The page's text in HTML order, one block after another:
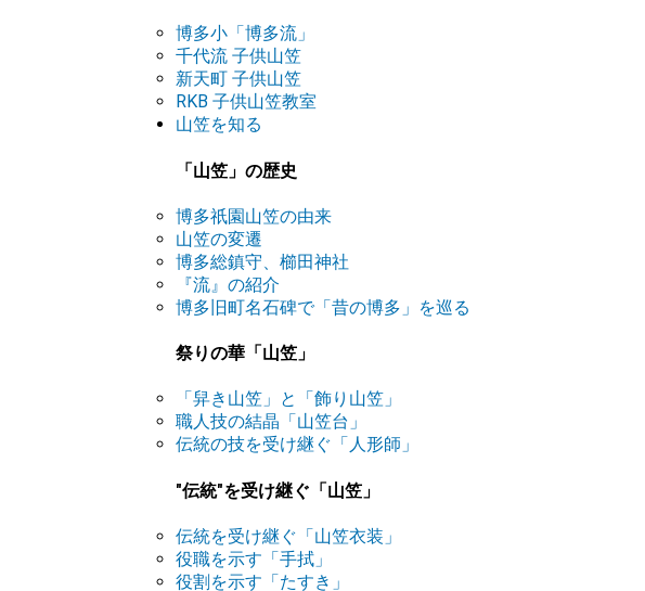
博多小「博多流」
千代流 子供山笠
新天町 子供山笠
RKB 子供山笠教室
山笠を知る
「山笠」の歴史
博多祇園山笠の由来
山笠の変遷
博多総鎮守、櫛田神社
『流』の紹介
博多旧町名石碑で「昔の博多」を巡る
祭りの華「山笠」
「舁き山笠」と「飾り山笠」
職人技の結晶「山笠台」
伝統の技を受け継ぐ「人形師」
"伝統"を受け継ぐ「山笠」
伝統を受け継ぐ「山笠衣装」
役職を示す「手拭」
役割を示す「たすき」